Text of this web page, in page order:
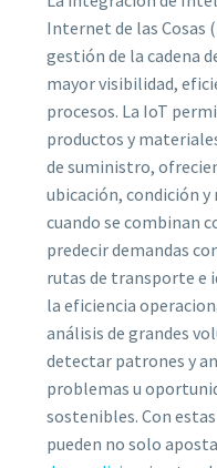
Internet de las Cosas
gestión de la cadena
mayor visibilidad,
procesos. La IoT
productos y
de suministro,
ubicación, condición
cuando se combinan
predecir demandas
rutas de transporte e
la eficiencia
análisis de grandes
detectar patrones y
problemas u
sostenibles. Con
pueden no solo